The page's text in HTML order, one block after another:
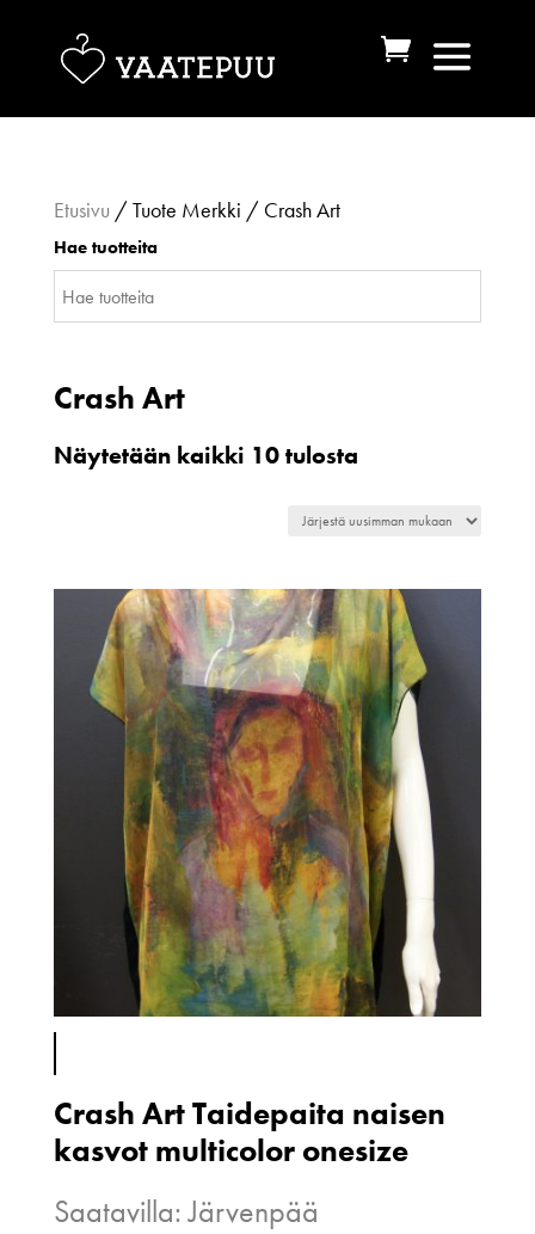
Etusivu / Tuote Merkki / Crash Art
Hae tuotteita
Crash Art
Näytetään kaikki 10 tulostaSorted
Crash Art Taidepaita naisen
kasvot multicolor onesize
Saatavilla: Järvenpää